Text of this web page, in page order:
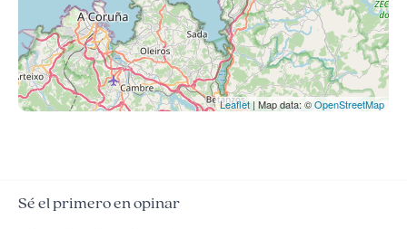
Leaflet| Map data: ©OpenStreetMap
Sé el primero en opinar